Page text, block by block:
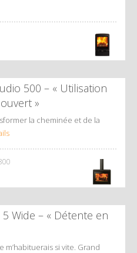
500 – « Utilisation
»
la cheminée et de la
Wide – « Détente en
m’habituerais si vite. Grand